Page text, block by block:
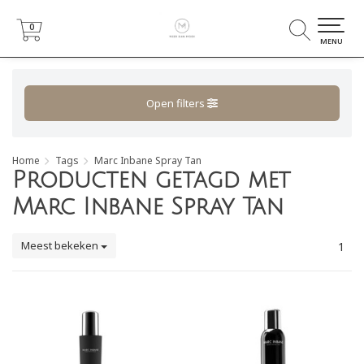
0
0
MENU
Open filters
Home Tags Marc Inbane Spray Tan
Producten getagd met
Marc Inbane Spray Tan
Meest bekeken 1